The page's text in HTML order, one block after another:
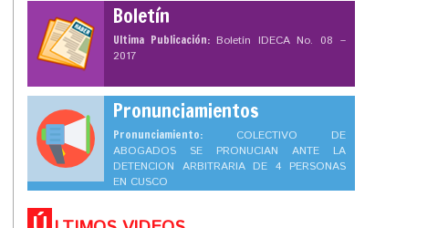
Boletín
Ultima Publicación: Boletín IDECA No. 08 –
2017
Pronunciamientos
Pronunciamiento: COLECTIVO DE
ABOGADOS SE PRONUCIAN ANTE LA
DETENCION ARBITRARIA DE 4 PERSONAS
EN CUSCO